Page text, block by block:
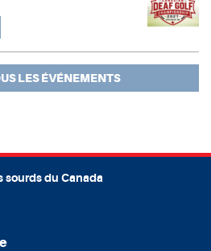
LES ÉVÉNEMENTS
sourds du Canada